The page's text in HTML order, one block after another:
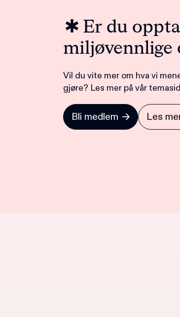
Er du
miljøvennlige
Vil du vite mer om hva vi
gjøre? Les mer på vår
Bli medlem Les